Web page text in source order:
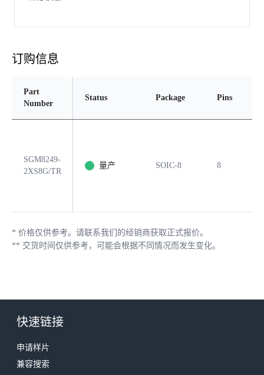
订购信息
Part
Number
Status Package Pins
SGM8249-
2XS8G/TR
量产 SOIC-8 8
* 价格仅供参考。请联系我们的经销商获取正式报价。
** 交货时间仅供参考，可能会根据不同情况而发生变化。
快速链接
申请样片
兼容搜索